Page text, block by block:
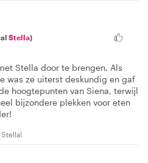
Stella)
Stella door te brengen. Als
was ze uiterst deskundig en gaf
hoogtepunten van Siena, terwijl
bijzondere plekken voor eten